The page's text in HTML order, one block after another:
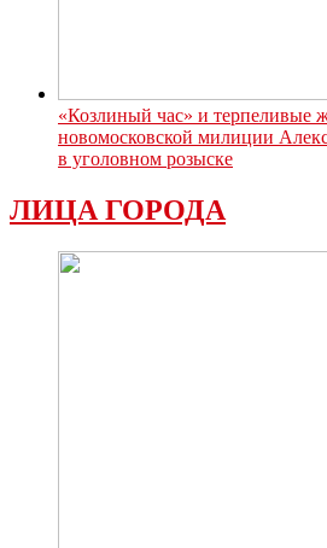
«Козлиный час» и терпеливые
новомосковской милиции
в уголовном розыске
ЛИЦА ГОРОДА